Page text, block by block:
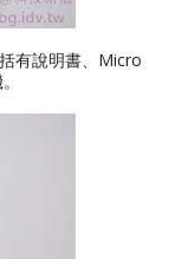
有說明書、Micro